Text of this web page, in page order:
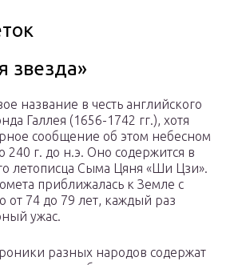
звезда»
название в честь английского
Галлея (1656-1742 гг.), хотя
сообщение об этом небесном
240 г. до н.э. Оно содержится в
летописца Сыма Цяня «Ши Цзи».
приближалась к Земле с
от 74 до 79 лет, каждый раз
ужас.
разных народов содержат